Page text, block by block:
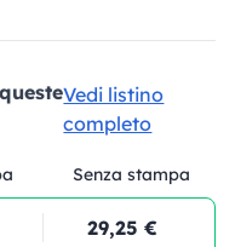
Vedi listino
completo
Senza stampa
29,25 €